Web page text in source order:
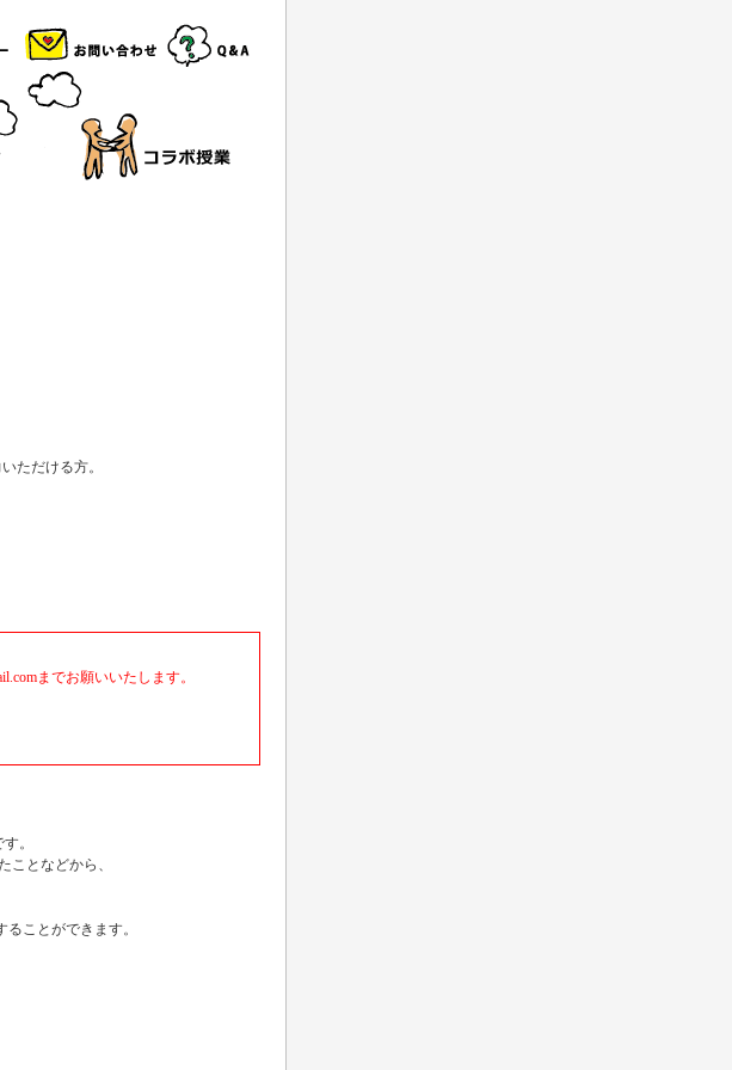
ただける方。
までお願いいたします。
。
ことなどから、
ことができます。